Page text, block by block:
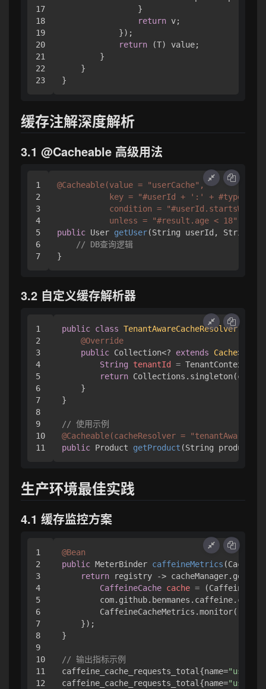
17
18
19
20
21
22
                }
return v;
            });
return (T) value;
        }
    }
缓存注解深度解析
3.1 @Cacheable 高级用法
1
2
3
4
5
6
@Cacheable(value = "userCache",
           key = "#userId + ':' + #type",
condition =
           unless = "#result.age < 18")
public User getUser(String userId, String
// DB查询逻辑
3.2 自定义缓存解析器
1
2
3
4
5
6
7
8
9
10
public class TenantAwareCacheResolver
@Override
public Collection<? extends Cache>
String
tenantId =
return
    }
}
// 使用示例
@Cacheable(cacheResolver =
public Product getProduct (String productId)
生产环境最佳实践
4.1 缓存监控方案
1
2
3
4
5
6
7
8
9
10
11
12
@Bean
public MeterBinder caffeineMetrics
return registry ->
CaffeineCache cache =
    });
}
// 输出指标示例
caffeine_cache_requests_total{name=
caffeine_cache_requests_total{name=